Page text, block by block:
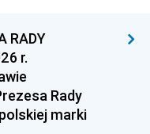
RADY
r.
Rady
marki